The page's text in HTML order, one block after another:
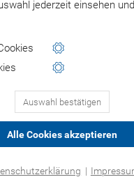
jederzeit einsehen
Auswahl bestätigen
Alle Cookies akzeptieren
|